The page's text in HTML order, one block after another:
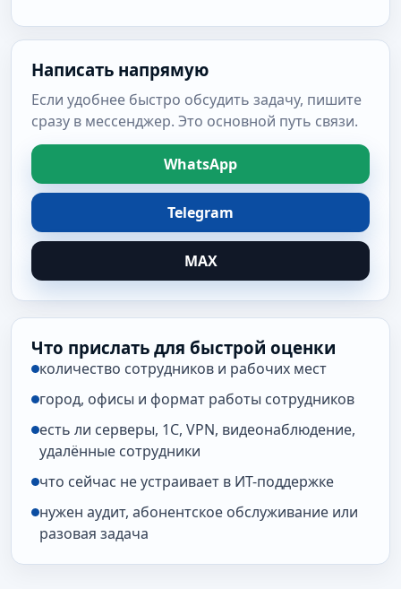
Написать напрямую
Если удобнее быстро обсудить задачу, пишите
сразу в мессенджер. Это основной путь связи.
WhatsApp
Telegram
MAX
Что прислать для быстрой оценки
количество сотрудников и рабочих мест
город, офисы и формат работы сотрудников
есть ли серверы, 1С, VPN, видеонаблюдение,
удалённые сотрудники
что сейчас не устраивает в ИТ-поддержке
нужен аудит, абонентское обслуживание или
разовая задача